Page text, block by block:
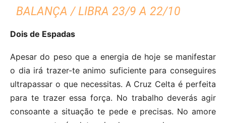
BALANÇA / LIBRA 23/9 A 22/10
Dois de Espadas
Apesar do peso que a energia de hoje se manifestar
o dia irá trazer-te animo suficiente para conseguires
ultrapassar o que necessitas. A Cruz Celta é perfeita
para te trazer essa força. No trabalho deverás agir
consoante a situação te pede e precisas. No amore